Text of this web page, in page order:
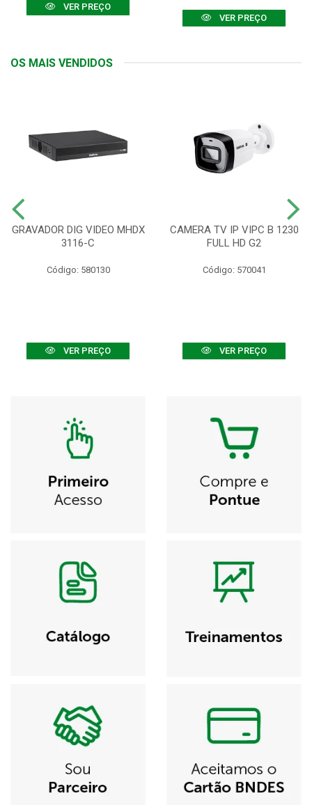
VER PREÇO
VER PREÇO
OS MAIS VENDIDOS
GRAVADOR DIG VIDEO MHDX
3116-C
Código: 580130
VER PREÇO
CAMERA TV IP VIPC B 1230
FULL HD G2
Código: 570041
VER PREÇO